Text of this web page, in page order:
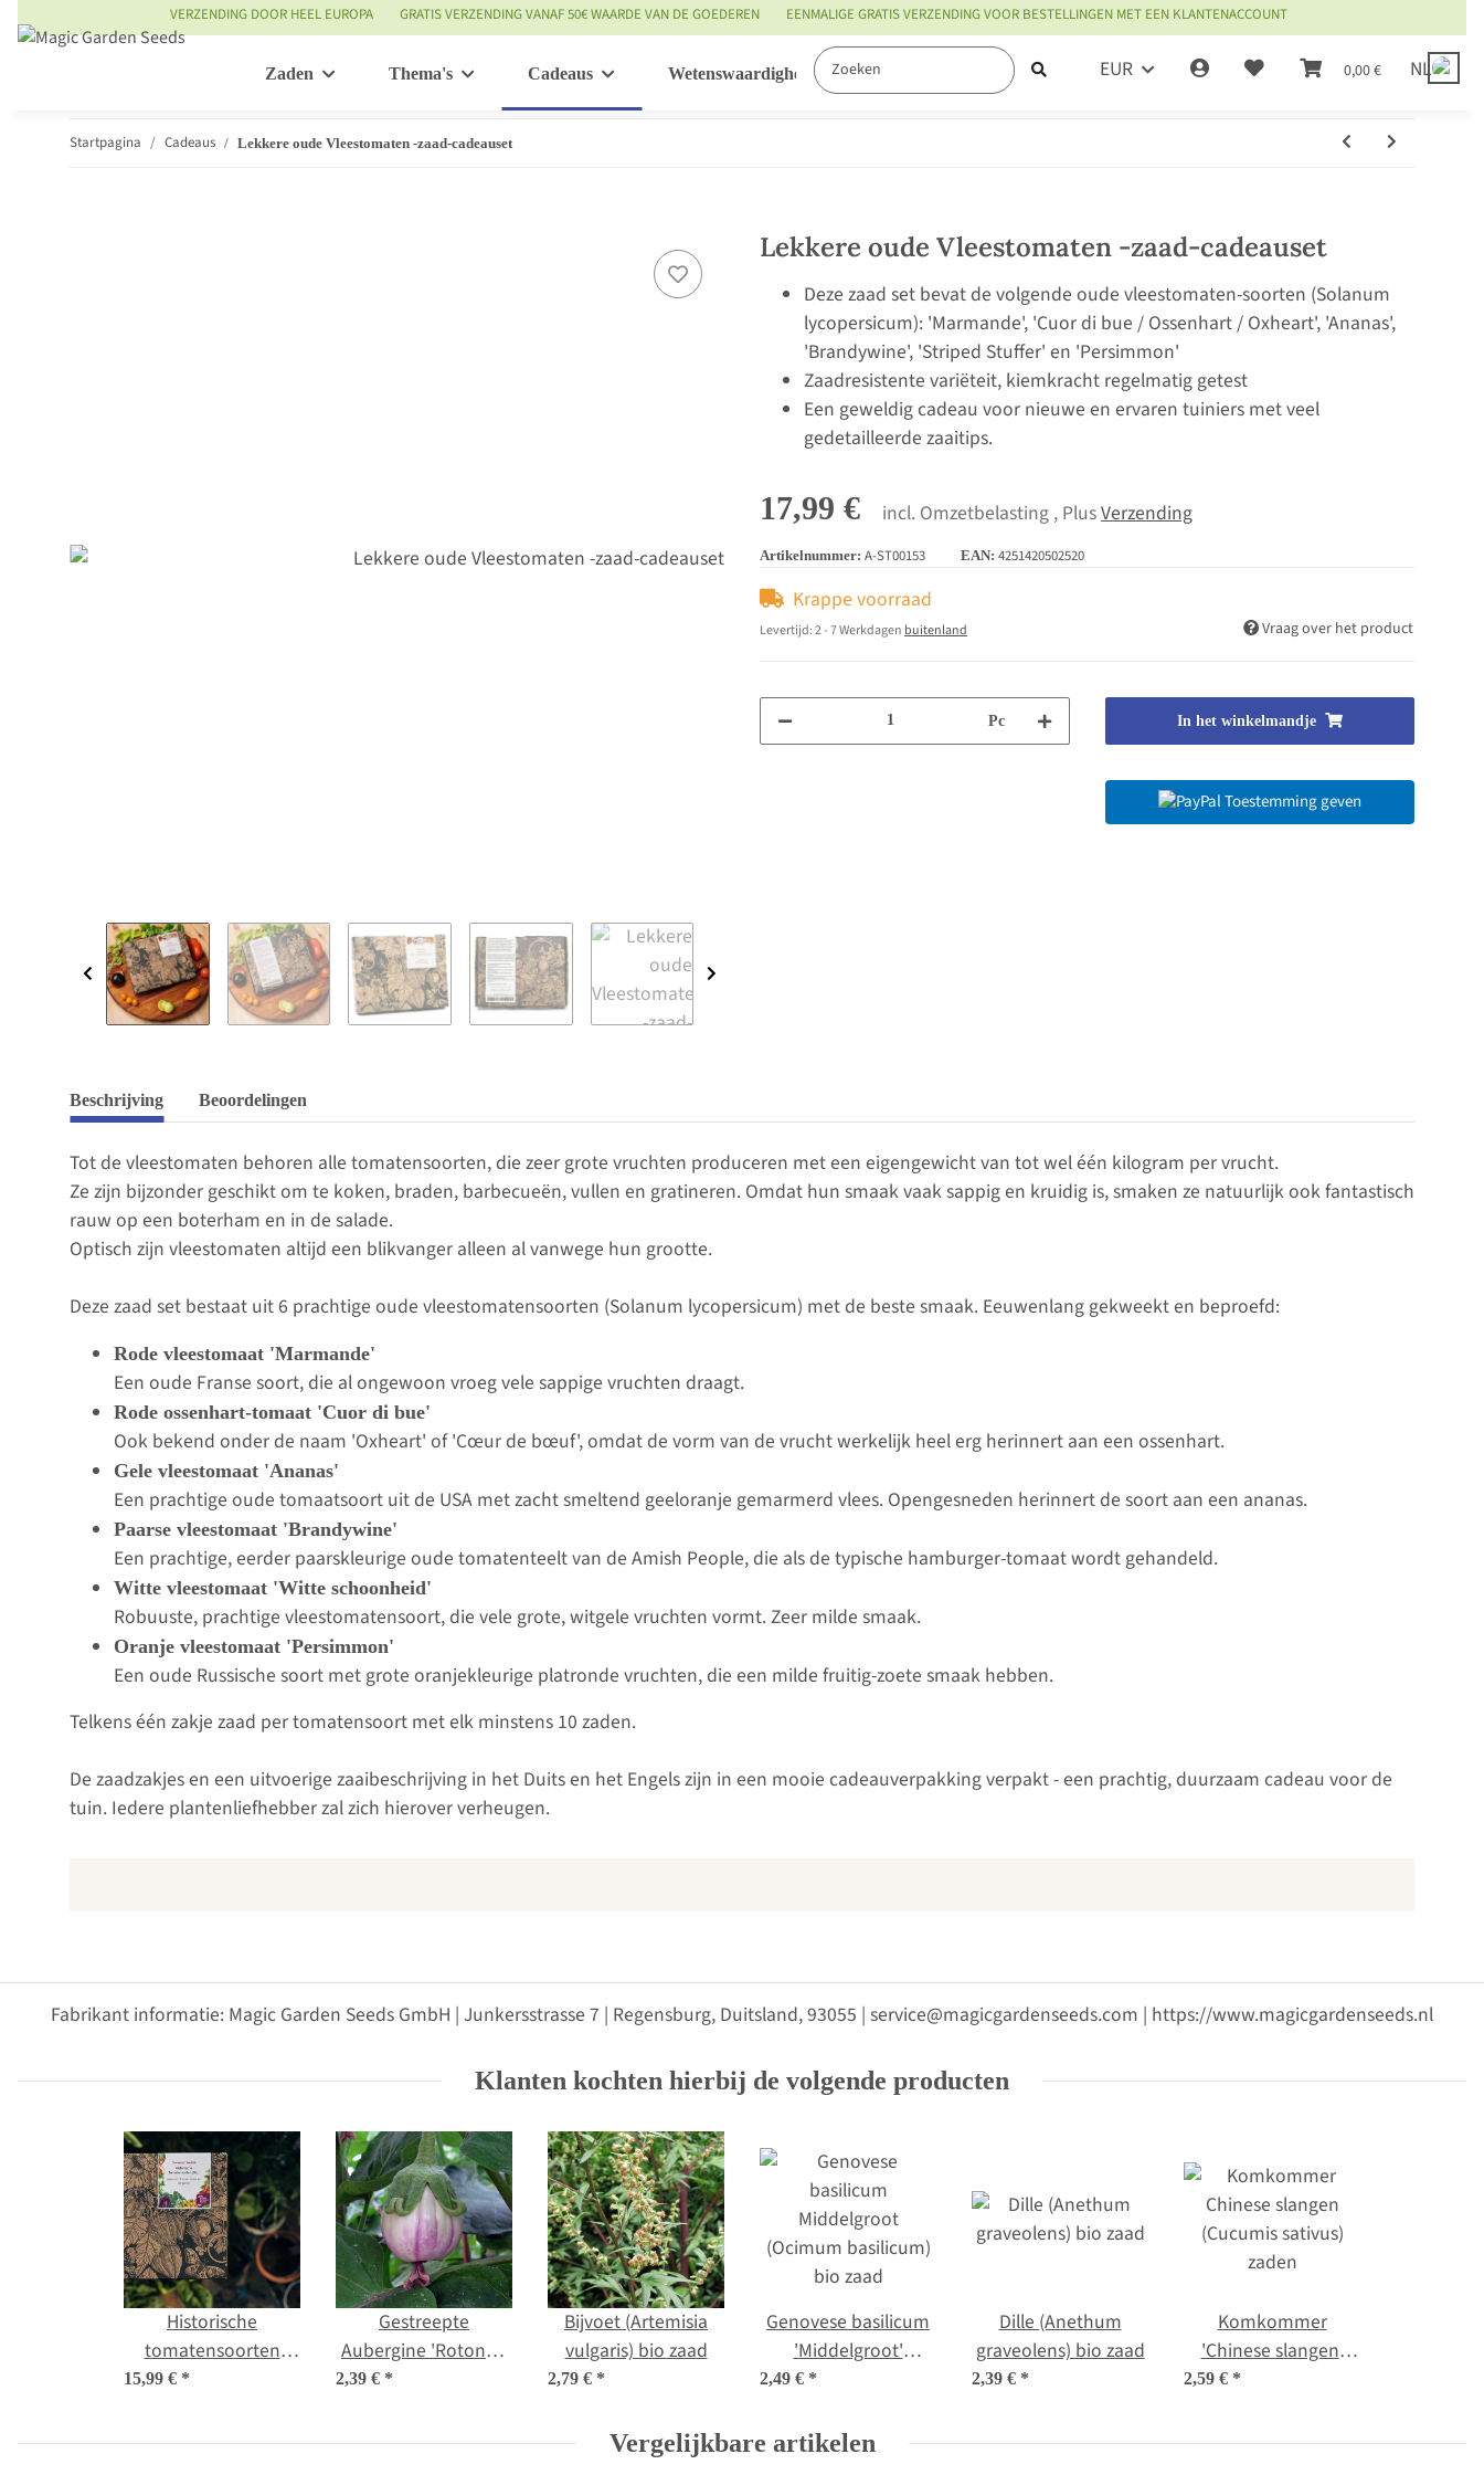
VERZENDING DOOR HEEL EUROPA GRATIS VERZENDING VANAF 50€ WAARDE VAN DE GOEDEREN EENMALIGE GRATIS VERZENDING VOOR BESTELLINGEN MET EEN KLANTENACCOUNT
EUR 0,00 € NL
Zaden Thema's Cadeaus Wetenswaardigheden
Startpagina Cadeaus Lekkere oude Vleestomaten -zaad-cadeauset
Lekkere oude Vleestomaten -zaad-cadeauset
Deze zaad set bevat de volgende oude vleestomaten-soorten (Solanum
lycopersicum): 'Marmande', 'Cuor di bue / Ossenhart / Oxheart', 'Ananas',
'Brandywine', 'Striped Stuffer' en 'Persimmon'
Zaadresistente variëteit, kiemkracht regelmatig getest
Een geweldig cadeau voor nieuwe en ervaren tuiniers met veel
gedetailleerde zaaitips.
17,99 € incl. Omzetbelasting , PlusVerzending
Artikelnummer: A-ST00153 EAN: 4251420502520
Krappe voorraad
Levertijd:2 - 7 Werkdagen buitenland Vraag over het product
Pc In het winkelmandje
Toestemming geven
Beschrijving Beoordelingen
Tot de vleestomaten behoren alle tomatensoorten, die zeer grote vruchten produceren met een eigengewicht van tot wel één kilogram per vrucht.
Ze zijn bijzonder geschikt om te koken, braden, barbecueën, vullen en gratineren. Omdat hun smaak vaak sappig en kruidig is, smaken ze natuurlijk ook fantastisch
rauw op een boterham en in de salade.
Optisch zijn vleestomaten altijd een blikvanger alleen al vanwege hun grootte.
Deze zaad set bestaat uit 6 prachtige oude vleestomatensoorten (Solanum lycopersicum) met de beste smaak. Eeuwenlang gekweekt en beproefd:
Rode vleestomaat 'Marmande'
Een oude Franse soort, die al ongewoon vroeg vele sappige vruchten draagt.
Rode ossenhart-tomaat 'Cuor di bue'
Ook bekend onder de naam 'Oxheart' of 'Cœur de bœuf', omdat de vorm van de vrucht werkelijk heel erg herinnert aan een ossenhart.
Gele vleestomaat 'Ananas'
Een prachtige oude tomaatsoort uit de USA met zacht smeltend geeloranje gemarmerd vlees. Opengesneden herinnert de soort aan een ananas.
Paarse vleestomaat 'Brandywine'
Een prachtige, eerder paarskleurige oude tomatenteelt van de Amish People, die als de typische hamburger-tomaat wordt gehandeld.
Witte vleestomaat 'Witte schoonheid'
Robuuste, prachtige vleestomatensoort, die vele grote, witgele vruchten vormt. Zeer milde smaak.
Oranje vleestomaat 'Persimmon'
Een oude Russische soort met grote oranjekleurige platronde vruchten, die een milde fruitig-zoete smaak hebben.
Telkens één zakje zaad per tomatensoort met elk minstens 10 zaden.
De zaadzakjes en een uitvoerige zaaibeschrijving in het Duits en het Engels zijn in een mooie cadeauverpakking verpakt - een prachtig, duurzaam cadeau voor de
tuin. Iedere plantenliefhebber zal zich hierover verheugen.
Fabrikant informatie: Magic Garden Seeds GmbH | Junkersstrasse 7 | Regensburg, Duitsland, 93055 | service@magicgardenseeds.com | https://www.magicgardenseeds.nl
Klanten kochten hierbij de volgende producten
Historische
tomatensoorten
(bio) - zaad-cadeau
15,99 € *
Gestreepte
Aubergine 'Rotonda
bianca sfumata di
melongena) zaden
2,39 € *
Bijvoet (Artemisia
vulgaris) bio zaad
2,79 € *
Genovese basilicum
'Middelgroot'
(Ocimum basilicum)
2,49 € *
Dille (Anethum
graveolens) bio zaad
2,39 € *
Komkommer
'Chinese slangen'
(Cucumis sativus)
2,59 € *
Vergelijkbare artikelen